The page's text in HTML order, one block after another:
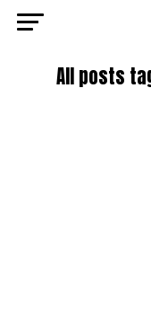
All posts